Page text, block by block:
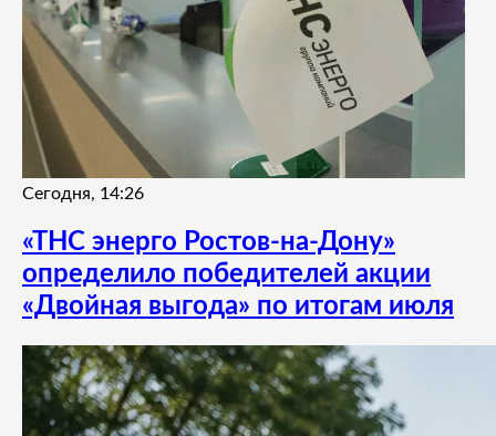
Сегодня, 14:26
«ТНС энерго Ростов-на-Дону»
определило победителей акции
«Двойная выгода» по итогам июля